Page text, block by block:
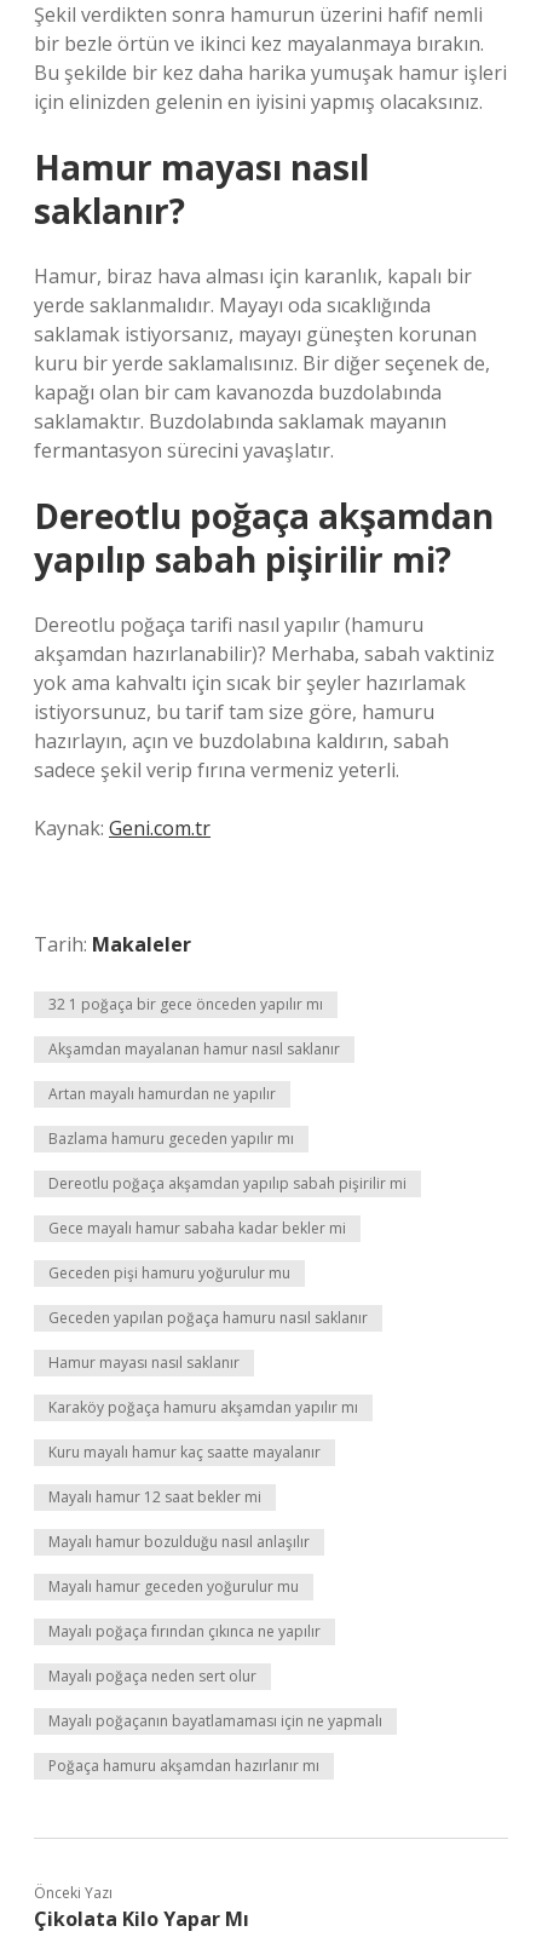
Şekil verdikten sonra hamurun üzerini hafif nemli
bir bezle örtün ve ikinci kez mayalanmaya bırakın.
Bu şekilde bir kez daha harika yumuşak hamur işleri
için elinizden gelenin en iyisini yapmış olacaksınız.
Hamur mayası nasıl
saklanır?
Hamur, biraz hava alması için karanlık, kapalı bir
yerde saklanmalıdır. Mayayı oda sıcaklığında
saklamak istiyorsanız, mayayı güneşten korunan
kuru bir yerde saklamalısınız. Bir diğer seçenek de,
kapağı olan bir cam kavanozda buzdolabında
saklamaktır. Buzdolabında saklamak mayanın
fermantasyon sürecini yavaşlatır.
Dereotlu poğaça akşamdan
yapılıp sabah pişirilir mi?
Dereotlu poğaça tarifi nasıl yapılır (hamuru
akşamdan hazırlanabilir)? Merhaba, sabah vaktiniz
yok ama kahvaltı için sıcak bir şeyler hazırlamak
istiyorsunuz, bu tarif tam size göre, hamuru
hazırlayın, açın ve buzdolabına kaldırın, sabah
sadece şekil verip fırına vermeniz yeterli.
Kaynak: Geni.com.tr
Tarih: Makaleler
32 1 poğaça bir gece önceden yapılır mı
Akşamdan mayalanan hamur nasıl saklanır
Artan mayalı hamurdan ne yapılır
Bazlama hamuru geceden yapılır mı
Dereotlu poğaça akşamdan yapılıp sabah pişirilir mi
Gece mayalı hamur sabaha kadar bekler mi
Geceden pişi hamuru yoğurulur mu
Geceden yapılan poğaça hamuru nasıl saklanır
Hamur mayası nasıl saklanır
Karaköy poğaça hamuru akşamdan yapılır mı
Kuru mayalı hamur kaç saatte mayalanır
Mayalı hamur 12 saat bekler mi
Mayalı hamur bozulduğu nasıl anlaşılır
Mayalı hamur geceden yoğurulur mu
Mayalı poğaça fırından çıkınca ne yapılır
Mayalı poğaça neden sert olur
Mayalı poğaçanın bayatlamaması için ne yapmalı
Poğaça hamuru akşamdan hazırlanır mı
Önceki Yazı
Çikolata Kilo Yapar Mı